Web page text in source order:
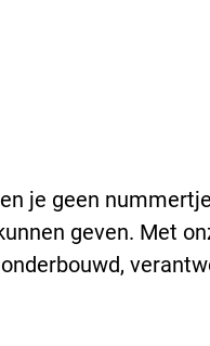
je geen
geven. Met